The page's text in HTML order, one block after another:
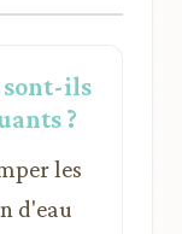
sont-ils
?
les
d'eau